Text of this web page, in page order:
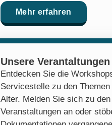
Mehr erfahren
Unsere Verantaltungen
Entdecken Sie die
Servicestelle zu den
Alter. Melden Sie sich zu
Veranstaltungen an oder